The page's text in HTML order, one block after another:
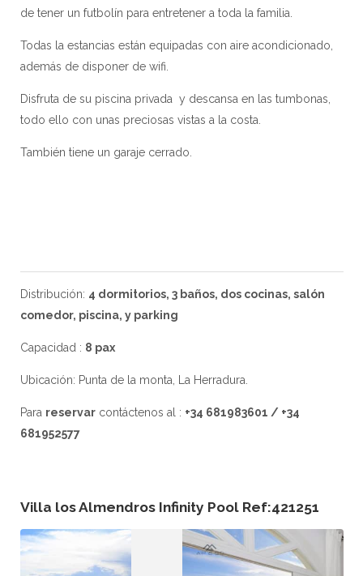
de tener un futbolín para entretener a toda la familia.
Todas la estancias están equipadas con aire acondicionado,
además de disponer de wifi.
Disfruta de su piscina privada y descansa en las tumbonas,
todo ello con unas preciosas vistas a la costa.
También tiene un garaje cerrado.
Distribución: 4 dormitorios, 3 baños, dos cocinas, salón
comedor, piscina, y parking
Capacidad : 8 pax
Ubicación: Punta de la monta, La Herradura.
Para reservarcontáctenos al : +34 681983601 / +34
681952577
Villa los Almendros Infinity Pool Ref:421251